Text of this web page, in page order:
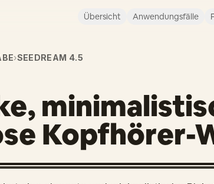
Übersicht Anwendungsfälle
›SEEDREAM 4.5
Kopfhörer-